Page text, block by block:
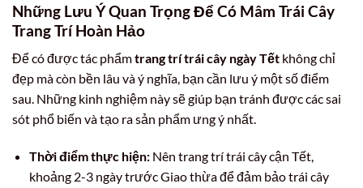
Những Lưu Ý Quan Trọng Để Có Mâm Trái Cây
Trang Trí Hoàn Hảo
Để có được tác phẩmtrang trí trái cây ngày Tết không chỉ
đẹp mà còn bền lâu và ý nghĩa, bạn cần lưu ý một số điểm
sau. Những kinh nghiệm này sẽ giúp bạn tránh được các sai
sót phổ biến và tạo ra sản phẩm ưng ý nhất.
Thời điểm thực hiện:Nên trang trí trái cây cận Tết,
khoảng 2-3 ngày trước Giao thừa để đảm bảo trái cây